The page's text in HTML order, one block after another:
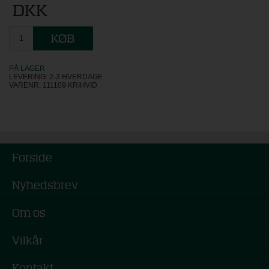
DKK
PÅ LAGER
LEVERING: 2-3 HVERDAGE
VARENR: 111109 KRIHVID
Forside
Nyhedsbrev
Om os
Vilkår